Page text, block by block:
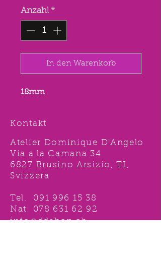
Anzahl *
In den Warenkorb
18mm
Kontakt
Atelier Dominique D'Angelo
Via a la Camana 34
6827 Brusino Arsizio, TI,
Svizzera
Tel. 091 996 15 38
Nat: 078 631 62 92
info@ddshop.ch